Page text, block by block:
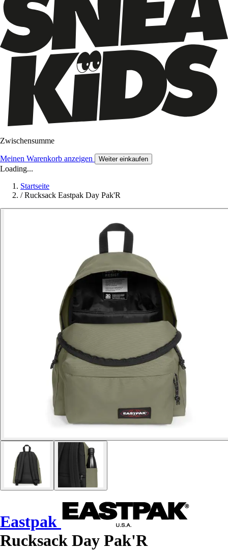
Zwischensumme
Meinen Warenkorb anzeigen Weiter einkaufen
Loading...
Startseite
/ Rucksack Eastpak Day Pak'R
Eastpak
Rucksack Day Pak'R